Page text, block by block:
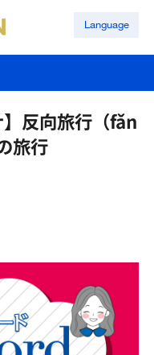
Language
】反向旅行（fǎn
旅行